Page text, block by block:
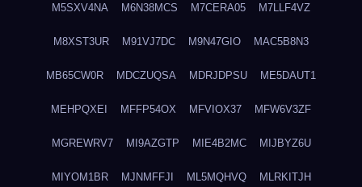
M5SXV4NA M6N38MCS M7CERA05 M7LLF4VZ
M8XST3UR M91VJ7DC M9N47GIO MAC5B8N3
MB65CW0R MDCZUQSA MDRJDPSU ME5DAUT1
MEHPQXEI MFFP54OX MFVIOX37 MFW6V3ZF
MGREWRV7 MI9AZGTP MIE4B2MC MIJBYZ6U
MIYOM1BR MJNMFFJI ML5MQHVQ MLRKITJH